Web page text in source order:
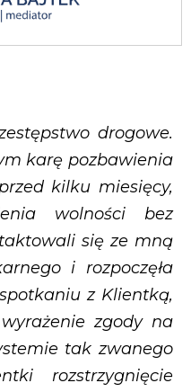
drogowe.
karę pozbawienia
kilku miesięcy,
wolności bez
się ze mną
i rozpoczęła
z Klientką,
zgody na
tak zwanego
rozstrzygnięcie